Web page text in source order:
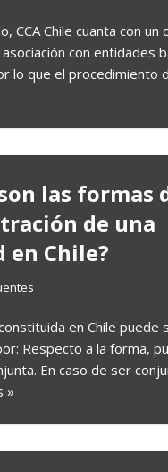
CCA Chile cuanta con un
con entidades
lo que el procedimiento
las formas
de una
en Chile?
en Chile puede
Respecto a la forma,
En caso de ser
»